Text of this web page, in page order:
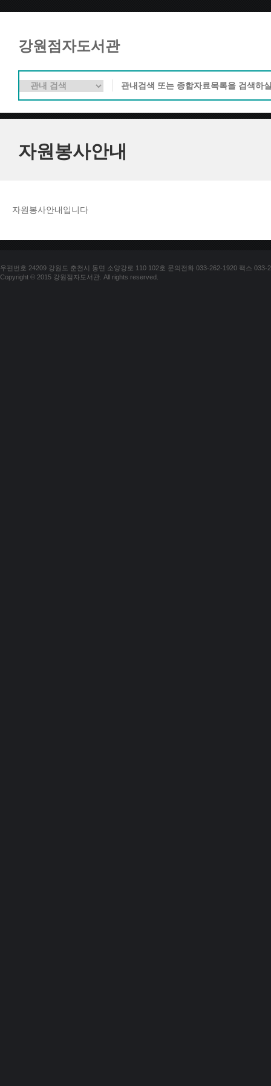
강원점자도서관
자원봉사안내
자원봉사안내입니다
우편번호 24209 강원도 춘천시 동면 소양강로 110 102호 문의전화 033-262-1920 팩스 033-
Copyright © 2015 강원점자도서관. All rights reserved.